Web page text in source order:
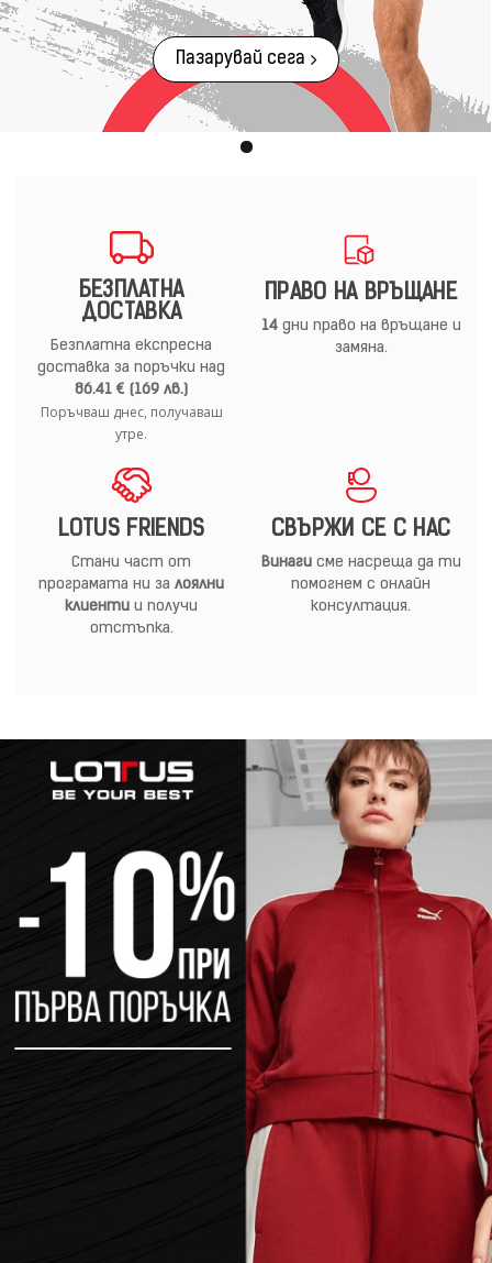
Пазарувай сега
БЕЗПЛАТНА
ДОСТАВКА
Безплатна експресна
доставка за поръчки над
86.41 € (169 лв.)
Поръчваш днес, получаваш
утре.
ПРАВО НА ВРЪЩАНЕ
14дни право на връщане и
замяна.
LOTUS FRIENDS
Стани част от
програмата ни за лоялни
клиенти и получи
отстъпка.
СВЪРЖИ СЕ С НАС
Винагисме насреща да ти
помогнем с онлайн
консултация.